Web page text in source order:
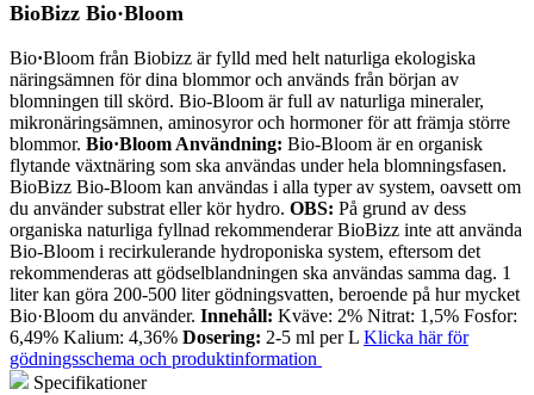
BioBizz Bio·Bloom
Bio·Bloom från Biobizz är fylld med helt naturliga ekologiska
näringsämnen för dina blommor och används från början av
blomningen till skörd. Bio-Bloom är full av naturliga mineraler,
mikronäringsämnen, aminosyror och hormoner för att främja större
blommor. Bio·Bloom Användning: Bio-Bloom är en organisk
flytande växtnäring som ska användas under hela blomningsfasen.
BioBizz Bio-Bloom kan användas i alla typer av system, oavsett om
du använder substrat eller kör hydro. OBS: På grund av dess
organiska naturliga fyllnad rekommenderar BioBizz inte att använda
Bio-Bloom i recirkulerande hydroponiska system, eftersom det
rekommenderas att gödselblandningen ska användas samma dag. 1
liter kan göra 200-500 liter gödningsvatten, beroende på hur mycket
Bio·Bloom du använder. Innehåll: Kväve: 2% Nitrat: 1,5% Fosfor:
6,49% Kalium: 4,36% Dosering: 2-5 ml per L Klicka här för
gödningsschema och produktinformation
Specifikationer